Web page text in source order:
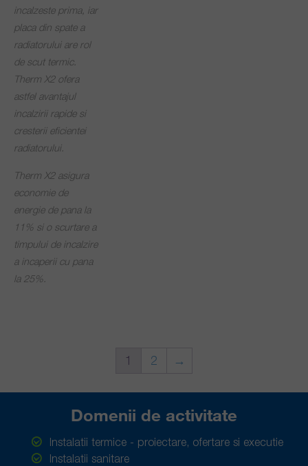
incalzeste prima, iar
placa din spate a
radiatorului are rol
de scut termic.
Therm X2 ofera
astfel avantajul
incalzirii rapide si
cresterii eficientei
radiatorului.
Therm X2 asigura
economie de
energie de pana la
11% si o scurtare a
timpului de incalzire
a incaperii cu pana
la 25%.
1 2 →
Domenii de activitate
Instalatii termice - proiectare, ofertare si executie
Instalatii sanitare